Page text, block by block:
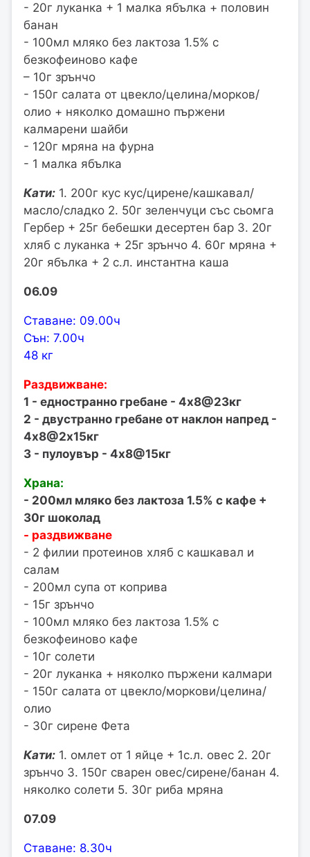
- 20г луканка + 1 малка ябълка + половин
банан
- 100мл мляко без лактоза 1.5% с
безкофеиново кафе
– 10г зрънчо
- 150г салата от цвекло/целина/морков/
олио + няколко домашно пържени
калмарени шайби
- 120г мряна на фурна
- 1 малка ябълка
Кати: 1. 200г кус кус/цирене/кашкавал/
масло/сладко 2. 50г зеленчуци със сьомга
Гербер + 25г бебешки десертен бар 3. 20г
хляб с луканка + 25г зрънчо 4. 60г мряна +
20г ябълка + 2 с.л. инстантна каша
06.09
Ставане: 09.00ч
Сън: 7.00ч
48 кг
Раздвижване:
1 - едностранно гребане - 4х8@23кг
2 - двустранно гребане от наклон напред -
4х8@2х15кг
3 - пулоувър - 4х8@15кг
Храна:
- 200мл мляко без лактоза 1.5% с кафе +
30г шоколад
- раздвижване
- 2 филии протеинов хляб с кашкавал и
салам
- 200мл супа от коприва
- 15г зрънчо
- 100мл мляко без лактоза 1.5% с
безкофеиново кафе
- 10г солети
- 20г луканка + няколко пържени калмари
- 150г салата от цвекло/моркови/целина/
олио
- 30г сирене Фета
Кати: 1. омлет от 1 яйце + 1с.л. овес 2. 20г
зрънчо 3. 150г сварен овес/сирене/банан 4.
няколко солети 5. 30г риба мряна
07.09
Ставане: 8.30ч